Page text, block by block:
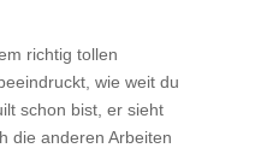
richtig tollen
wie weit du
schon bist, er sieht
die anderen Arbeiten